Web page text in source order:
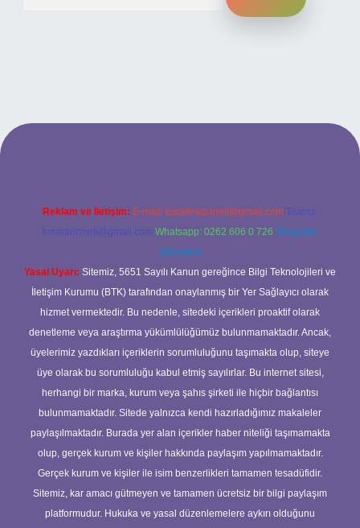
yeni giriş adresi
Reklam ve İletişim: E-mail: backlinkpaneli@gmail.com Teams:
forumhizmeti@gmail.com Whatsapp: 0262 606 0 726 Telegram:
@karabul
Yasal Uyarı: Sitemiz, 5651 Sayılı Kanun gereğince Bilgi Teknolojileri ve
İletişim Kurumu (BTK) tarafından onaylanmış bir Yer Sağlayıcı olarak
hizmet vermektedir. Bu nedenle, sitedeki içerikleri proaktif olarak
denetleme veya araştırma yükümlülüğümüz bulunmamaktadır. Ancak,
üyelerimiz yazdıkları içeriklerin sorumluluğunu taşımakta olup, siteye
üye olarak bu sorumluluğu kabul etmiş sayılırlar. Bu internet sitesi,
herhangi bir marka, kurum veya şahıs şirketi ile hiçbir bağlantısı
bulunmamaktadır. Sitede yalnızca kendi hazırladığımız makaleler
paylaşılmaktadır. Burada yer alan içerikler haber niteliği taşımamakta
olup, gerçek kurum ve kişiler hakkında paylaşım yapılmamaktadır.
Gerçek kurum ve kişiler ile isim benzerlikleri tamamen tesadüfidir.
Sitemiz, kar amacı gütmeyen ve tamamen ücretsiz bir bilgi paylaşım
platformudur. Hukuka ve yasal düzenlemelere aykırı olduğunu